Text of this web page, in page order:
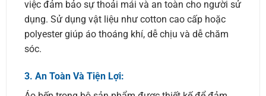
việc đảm bảo sự thoải mái và an toàn cho người sử
dụng. Sử dụng vật liệu như cotton cao cấp hoặc
polyester giúp áo thoáng khí, dễ chịu và dễ chăm
sóc.
3. An Toàn Và Tiện Lợi: